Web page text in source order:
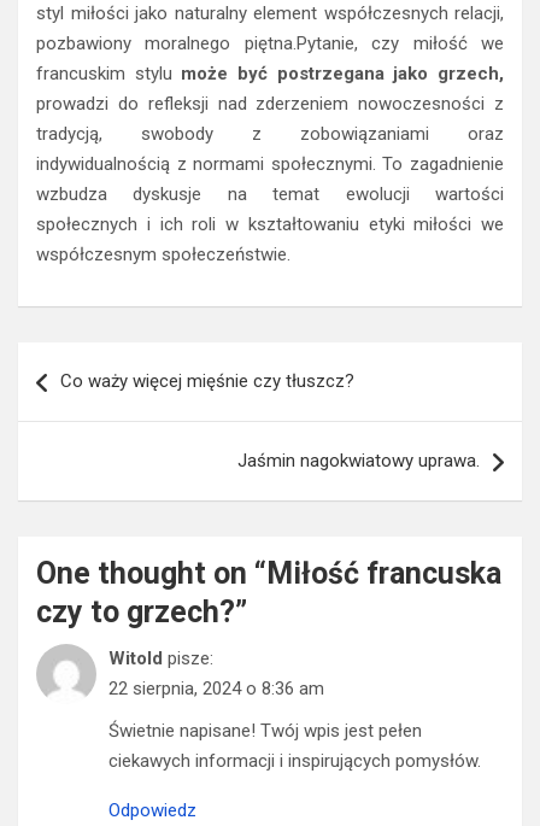
styl miłości jako naturalny element współczesnych relacji,
pozbawiony moralnego piętna.Pytanie, czy miłość we
francuskim stylu może być postrzegana jako grzech,
prowadzi do refleksji nad zderzeniem nowoczesności z
tradycją, swobody z zobowiązaniami oraz
indywidualnością z normami społecznymi. To zagadnienie
wzbudza dyskusje na temat ewolucji wartości
społecznych i ich roli w kształtowaniu etyki miłości we
współczesnym społeczeństwie.
wpisu
Co waży więcej mięśnie czy tłuszcz?
Jaśmin nagokwiatowy uprawa.
One thought on “ Miłość francuska
czy to grzech?”
Witold pisze:
22 sierpnia, 2024 o 8:36 am
Świetnie napisane! Twój wpis jest pełen
ciekawych informacji i inspirujących pomysłów.
Odpowiedz